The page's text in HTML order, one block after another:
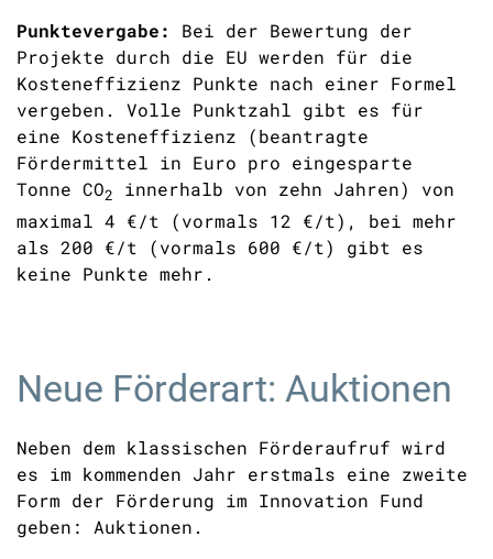
Punktevergabe:
Bei der Bewertung der
Projekte durch die EU werden für die
Kosteneffizienz Punkte nach einer Formel
vergeben.
Volle Punktzahl gibt es für
eine Kosteneffizienz (beantragte
Fördermittel in Euro pro eingesparte
Tonne CO2 innerhalb von zehn Jahren)
von
maximal 4 €/t (vormals 12 €/t) , bei mehr
als 200 €/t (vormals 600 €/t)
gibt es
keine Punkte mehr.
Neue Förderart: Auktionen
Neben dem klassischen Förderaufruf wird
es im kommenden Jahr erstmals eine zweite
Form der Förderung im Innovation Fund
geben: Auktionen.